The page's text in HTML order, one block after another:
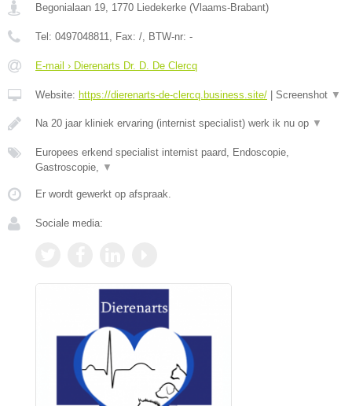
Begonialaan 19 1770 Liedekerke (Vlaams-Brabant)
Tel: 0497048811 , Fax: / , BTW-nr: -
E-mail › Dierenarts Dr. D. De Clercq
Website: https://dierenarts-de-clercq.business.site/ Screenshot ▼
Na 20 jaar kliniek ervaring (internist specialist) werk ik nu op ▼
Europees erkend specialist internist paard, Endoscopie,
Gastroscopie,
▼
Er wordt gewerkt op afspraak.
Sociale media: